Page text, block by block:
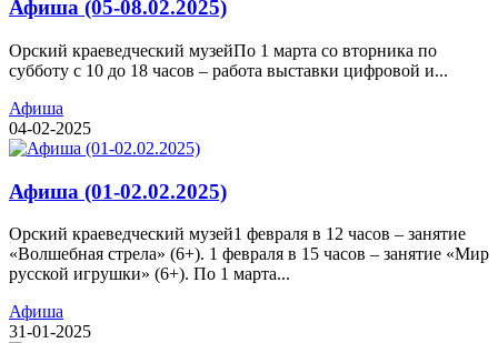
Афиша (05-08.02.2025)
Орский краеведческий музейПо 1 марта со вторника по
субботу с 10 до 18 часов – работа выставки цифровой и...
Афиша
04-02-2025
Афиша (01-02.02.2025)
Орский краеведческий музей1 февраля в 12 часов – занятие
«Волшебная стрела» (6+). 1 февраля в 15 часов – занятие «Мир
русской игрушки» (6+). По 1 марта...
Афиша
31-01-2025